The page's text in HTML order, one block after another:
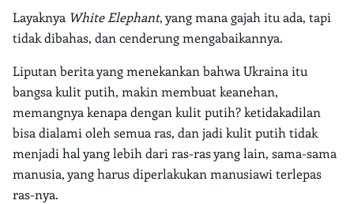
Layaknya White Elephant, yang mana gajah itu ada, tapi
tidak dibahas, dan cenderung mengabaikannya.
Liputan berita yang menekankan bahwa Ukraina itu
bangsa kulit putih, makin membuat keanehan,
memangnya kenapa dengan kulit putih? ketidakadilan
bisa dialami oleh semua ras, dan jadi kulit putih tidak
menjadi hal yang lebih dari ras-ras yang lain, sama-sama
manusia, yang harus diperlakukan manusiawi terlepas
ras-nya.